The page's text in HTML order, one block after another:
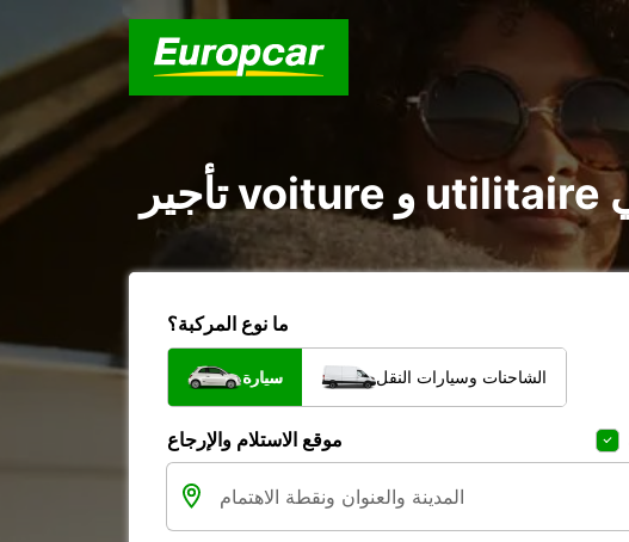
ما نوع المركبة؟
سيارة الشاحنات وسيارات النقل
موقع الاستلام والإرجاع